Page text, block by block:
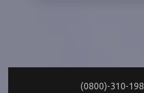
(0800)-310-198